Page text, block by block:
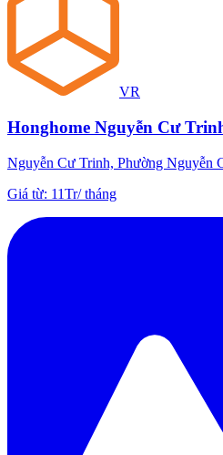
VR
Honghome Nguyễn Cư
Nguyễn Cư Trinh, Phường Nguyễn
Giá từ: 11Tr/tháng